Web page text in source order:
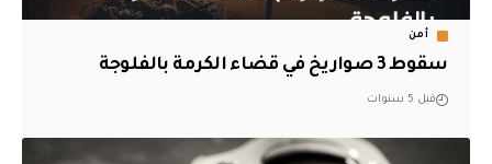
أمن
سقوط 3 صواريخ في قضاء الكرمة بالفلوجة
قبل 5 سنوات